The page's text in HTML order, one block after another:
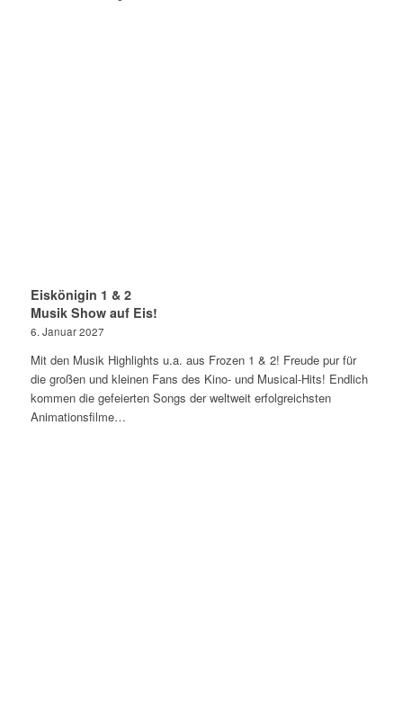
Eiskönigin 1 & 2
Musik Show auf Eis!
6. Januar 2027
Mit den Musik Highlights u.a. aus Frozen 1 & 2! Freude pur für
die großen und kleinen Fans des Kino- und Musical-Hits! Endlich
kommen die gefeierten Songs der weltweit erfolgreichsten
Animationsfilme…